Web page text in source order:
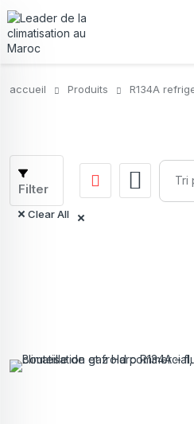
accueil Produits R134A
Filter
Clear All